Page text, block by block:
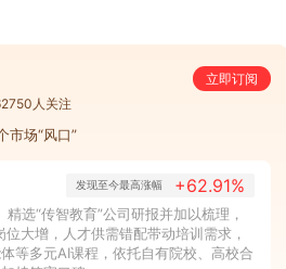
立即订阅
人关注
市场“风口”
发现至今最高涨幅 +62.91%
选“传智教育”公司研报并加以梳理，
大增，人才供需错配带动培训需求，
等多元AI课程，依托自有院校、高校合